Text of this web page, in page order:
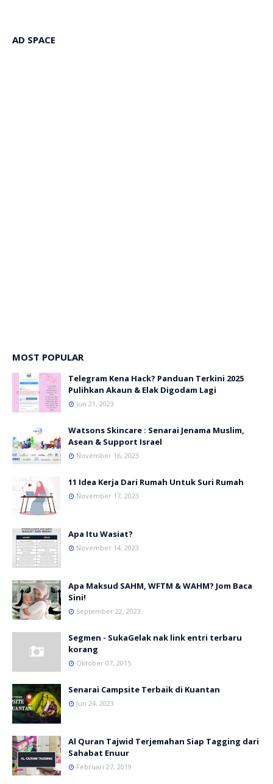
AD SPACE
MOST POPULAR
Telegram Kena Hack? Panduan Terkini 2025
Pulihkan Akaun & Elak Digodam Lagi
Jun 21, 2023
Watsons Skincare : Senarai Jenama Muslim,
Asean & Support Israel
November 16, 2023
11 Idea Kerja Dari Rumah Untuk Suri Rumah
November 17, 2023
Apa Itu Wasiat?
November 14, 2023
Apa Maksud SAHM, WFTM & WAHM? Jom Baca
Sini!
September 22, 2023
Segmen - SukaGelak nak link entri terbaru
korang
Oktober 07, 2015
Senarai Campsite Terbaik di Kuantan
Jun 24, 2023
Al Quran Tajwid Terjemahan Siap Tagging dari
Sahabat Enuur
Februari 27, 2019